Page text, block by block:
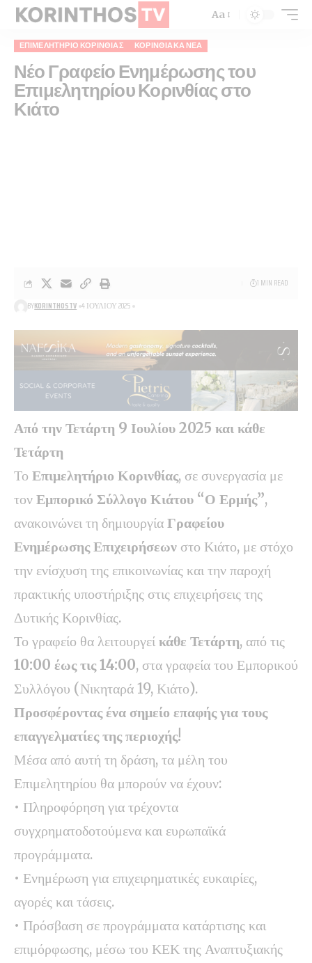
Aa
ΕΠΙΜΕΛΗΤΉΡΙΟ ΚΟΡΙΝΘΊΑΣ ΚΟΡΙΝΘΙΑΚΆ ΝΈΑ
Νέο Γραφείο Ενημέρωσης του
Επιμελητηρίου Κορινθίας στο
Κιάτο
BYKORINTHOSTV 4 ΙΟΥΛΊΟΥ 2025
1 MIN READ
Από την Τετάρτη 9 Ιουλίου 2025 και κάθε
Τετάρτη
Το Επιμελητήριο Κορινθίας, σε συνεργασία με
τον Εμπορικό Σύλλογο Κιάτου “Ο Ερμής”,
ανακοινώνει τη δημιουργία Γραφείου
Ενημέρωσης Επιχειρήσεων στο Κιάτο, με στόχο
την ενίσχυση της επικοινωνίας και την παροχή
πρακτικής υποστήριξης στις επιχειρήσεις της
Δυτικής Κορινθίας.
Το γραφείο θα λειτουργεί κάθε Τετάρτη, από τις
10:00 έως τις 14:00, στα γραφεία του Εμπορικού
Συλλόγου (Νικηταρά 19, Κιάτο).
Προσφέροντας ένα σημείο επαφής για τους
επαγγελματίες της περιοχής!
Μέσα από αυτή τη δράση, τα μέλη του
Επιμελητηρίου θα μπορούν να έχουν:
• Πληροφόρηση για τρέχοντα
συγχρηματοδοτούμενα και ευρωπαϊκά
προγράμματα.
• Ενημέρωση για επιχειρηματικές ευκαιρίες,
αγορές και τάσεις.
• Πρόσβαση σε προγράμματα κατάρτισης και
επιμόρφωσης, μέσω του ΚΕΚ της Αναπτυξιακής